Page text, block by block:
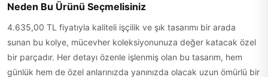
Neden Bu Ürünü Seçmelisiniz
4.635,00 TL fiyatıyla kaliteli işçilik ve şık tasarımı bir arada
sunan bu kolye, mücevher koleksiyonunuza değer katacak özel
bir parçadır. Her detayı özenle işlenmiş olan bu tasarım, hem
günlük hem de özel anlarınızda yanınızda olacak uzun ömürlü bir